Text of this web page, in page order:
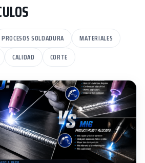
PROCESOS SOLDADURA
MATERIALES
CALIDAD CORTE